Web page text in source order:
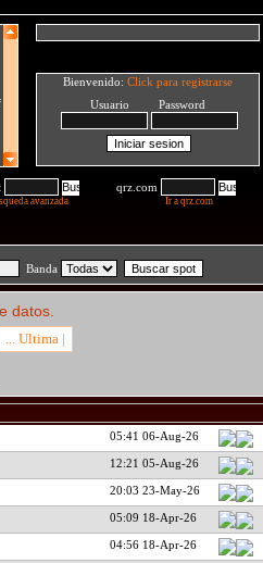
Bienvenido: Click para registrarse
Usuario Password
avanzada
qrz.com
Ir a qrz.com
Banda
datos.
... Ultima |
05:41 06-Aug-26
12:21 05-Aug-26
20:03 23-May-26
05:09 18-Apr-26
04:56 18-Apr-26